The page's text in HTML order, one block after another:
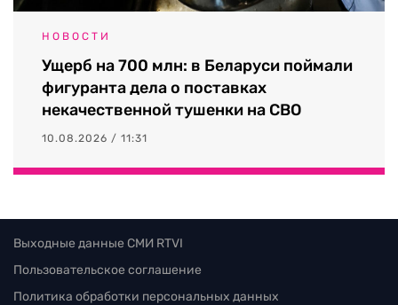
НОВОСТИ
Ущерб на 700 млн: в Беларуси поймали
фигуранта дела о поставках
некачественной тушенки на СВО
10.08.2026 / 11:31
Выходные данные СМИ RTVI
Пользовательское соглашение
Политика обработки персональных данных